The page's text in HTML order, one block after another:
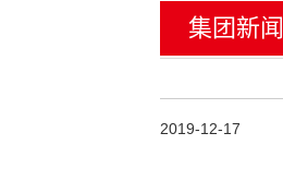
集团新闻
2019-12-17